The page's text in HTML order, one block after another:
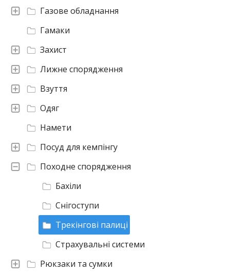
Рюкзаки та сумки
Походне спорядження
Бахіли
Снігоступи
Трекінгові палиці
Страхувальні системи
Посуд для кемпінгу
Намети
Одяг
Взуття
Лижне спорядження
Захист
Гамаки
Газове обладнання